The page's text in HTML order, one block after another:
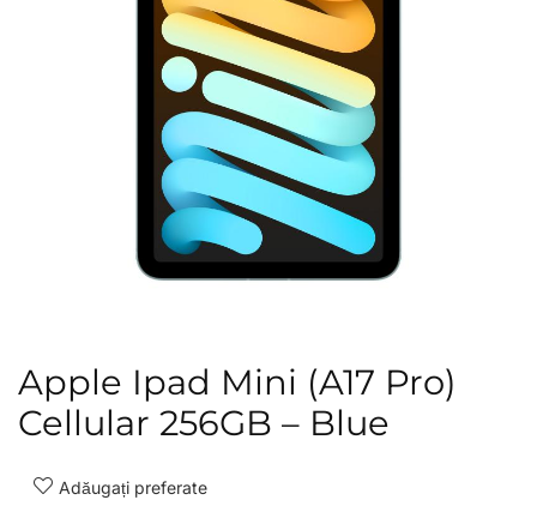
Apple Ipad Mini (A17 Pro)
Cellular 256GB – Blue
Adăugați preferate